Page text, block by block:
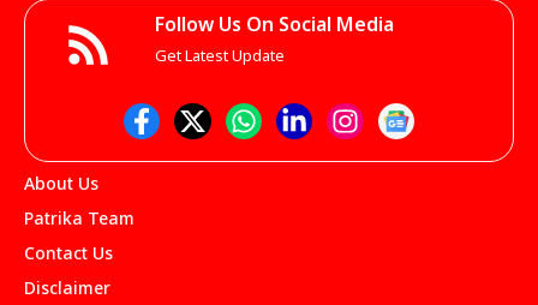
Follow Us On Social Media
Get Latest Update
About Us
Patrika Team
Contact Us
Disclaimer